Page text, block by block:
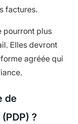
factures.
pourront plus
Elles devront
agréée qui
de
?